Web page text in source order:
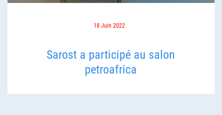
18 Juin 2022
Sarost a participé au salon
petroafrica